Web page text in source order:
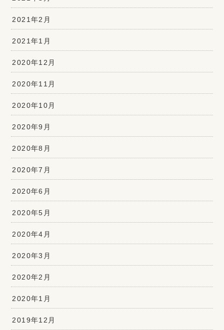
2021年2月
2021年1月
2020年12月
2020年11月
2020年10月
2020年9月
2020年8月
2020年7月
2020年6月
2020年5月
2020年4月
2020年3月
2020年2月
2020年1月
2019年12月